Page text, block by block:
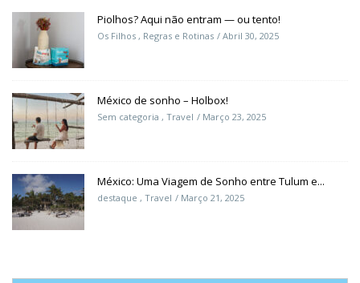
Piolhos? Aqui não entram — ou tento!
Os Filhos , Regras e Rotinas Abril 30, 2025
México de sonho – Holbox!
Sem categoria , Travel Março 23, 2025
México: Uma Viagem de Sonho entre Tulum e...
destaque , Travel Março 21, 2025